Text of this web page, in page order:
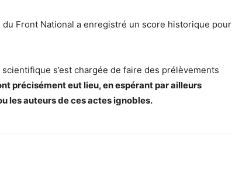
Front National a enregistré un score historique pour
s’est chargée de faire des prélèvements
précisément eut lieu, en espérant par ailleurs
les auteurs de ces actes ignobles.